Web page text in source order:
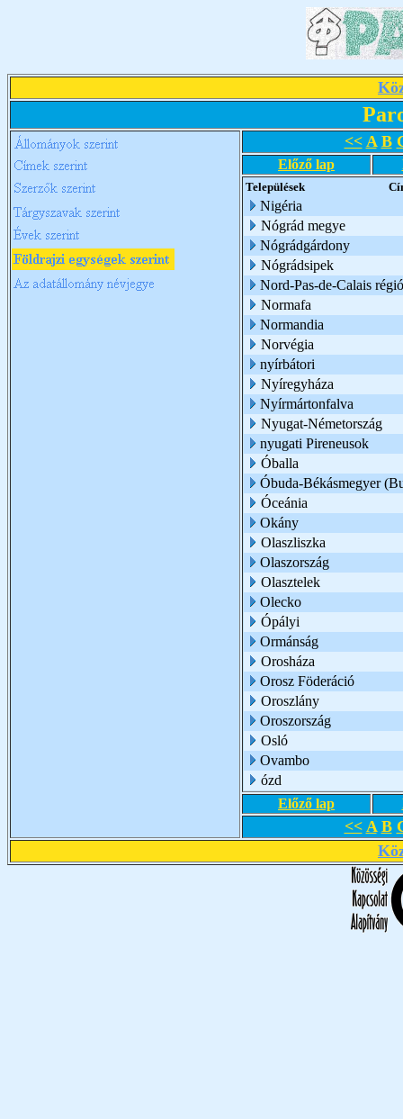
<< A B
Előző lap
Települések
Nigéria
Nógrád megye
Nógrádgárdony
Nógrádsipek
Nord-Pas-de-Calais régió
Normafa
Normandia
Norvégia
nyírbátori
Nyíregyháza
Nyírmártonfalva
Nyugat-Németország
nyugati Pireneusok
Óballa
Óbuda-Békásmegyer
Óceánia
Okány
Olaszliszka
Olaszország
Olasztelek
Olecko
Ópályi
Ormánság
Orosháza
Orosz Föderáció
Oroszlány
Oroszország
Osló
Ovambo
ózd
Előző lap
<< A B